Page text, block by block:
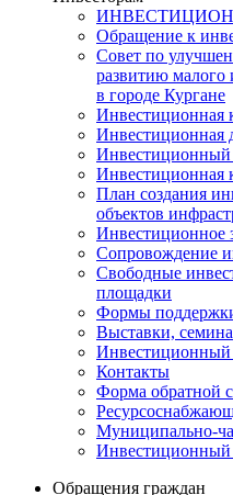
Обращение к
Совет по
развитию малого
в городе Кургане
Инвестиционная
Инвестиционная
Инвестиционный
Инвестиционная
План создания
объектов
Инвестиционное
Сопровождение
Свободные
площадки
Формы
Выставки,
Инвестиционный
Контакты
Форма обратной
Муниципально-
Обращения граждан